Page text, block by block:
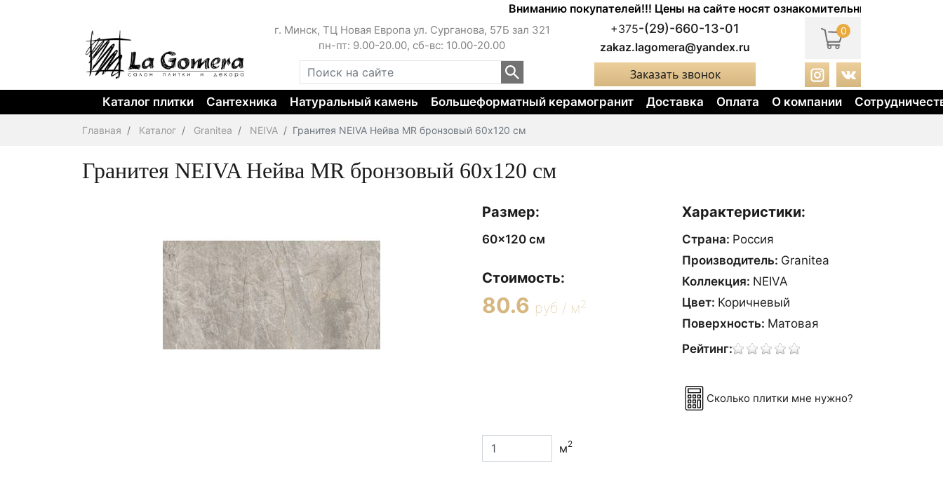
Вниманию покупателей!!! Цены на сайте носят ознакомительный характер.
г. Минск, ТЦ Новая Европа ул. Сурганова, 57Б зал 321
пн-пт: 9.00-20.00, сб-вс: 10.00-20.00
+375-(29)-660-13-01
zakaz.lagomera@yandex.ru
Заказать звонок
0
Каталог плитки Сантехника Натуральный камень Большеформатный керамогранит Доставка Оплата О компании
Главная Каталог Granitea NEIVA Гранитея NEIVA Нейва MR бронзовый 60х120 см
Гранитея NEIVA Нейва MR бронзовый 60х120 см
Размер:
60x120 см
Стоимость:
80.6 руб / м2
Характеристики:
Страна: Россия
Производитель: Granitea
Коллекция: NEIVA
Цвет: Коричневый
Поверхность: Матовая
Рейтинг:
Сколько плитки мне нужно?
м2